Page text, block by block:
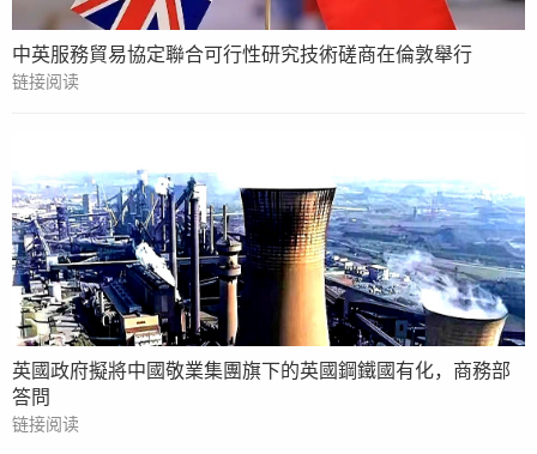
中英服務貿易協定聯合可行性研究技術磋商在倫敦舉行
链接阅读
英國政府擬將中國敬業集團旗下的英國鋼鐵國有化，商務部
答問
链接阅读